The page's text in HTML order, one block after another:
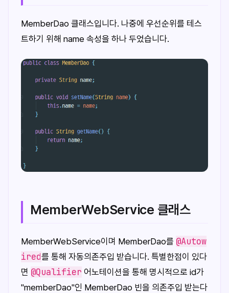
MemberDao 클래스입니다. 나중에 우선순위를 테스
트하기 위해 name 속성을 하나 두었습니다.
MemberWebService 클래스
MemberWebService이며 MemberDao를 @Autow
ired를 통해 자동의존주입 받습니다. 특별한점이 있다
면 @Qualifier 어노테이션을 통해 명시적으로 id가
"memberDao"인 MemberDao 빈을 의존주입 받는다